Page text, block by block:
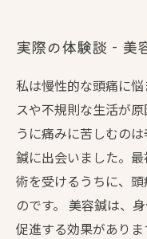
実際の体験談 - 美
私は慢性的な頭痛に
スや不規則な生活が
うに痛みに苦しむの
鍼に出会いました。
術を受けるうちに、
のです。 美容鍼は、
促進する効果があり